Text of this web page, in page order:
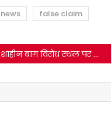
false claim
शाहीन बाग़ विरोध स्थल पर दिल्ली पुलिस ने १५ जनवरी २०२० के सुबह ३ बजे ‘कार्रवाई’ नहीं की थी |